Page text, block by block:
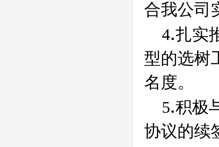
合我公司
4.扎实
型的选树
名度。
5.积极
协议的续